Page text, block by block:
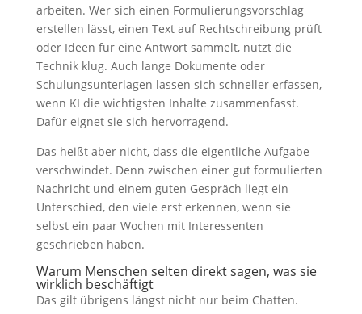
arbeiten. Wer sich einen Formulierungsvorschlag
erstellen lässt, einen Text auf Rechtschreibung prüft
oder Ideen für eine Antwort sammelt, nutzt die
Technik klug. Auch lange Dokumente oder
Schulungsunterlagen lassen sich schneller erfassen,
wenn KI die wichtigsten Inhalte zusammenfasst.
Dafür eignet sie sich hervorragend.
Das heißt aber nicht, dass die eigentliche Aufgabe
verschwindet. Denn zwischen einer gut formulierten
Nachricht und einem guten Gespräch liegt ein
Unterschied, den viele erst erkennen, wenn sie
selbst ein paar Wochen mit Interessenten
geschrieben haben.
Warum Menschen selten direkt sagen, was sie
wirklich beschäftigt
Das gilt übrigens längst nicht nur beim Chatten.